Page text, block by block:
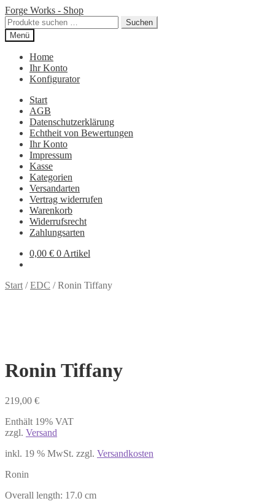
Zur
Navigation
springen
Zum
Inhalt
springen
Forge Works - Shop
Suchen
nach:
Suchen
Menü
Home
Ihr Konto
Konfigurator
Start
AGB
Datenschutzerklärung
Echtheit von Bewertungen
Ihr Konto
Impressum
Kasse
Kategorien
Versandarten
Vertrag widerrufen
Warenkorb
Widerrufsrecht
Zahlungsarten
0,00 € 0 Artikel
Start /EDC /Ronin Tiffany
Ronin Tiffany
219,00 €
Enthält 19% VAT
zzgl. Versand
inkl. 19 % MwSt. zzgl. Versandkosten
Ronin
Overall length: 17.0 cm